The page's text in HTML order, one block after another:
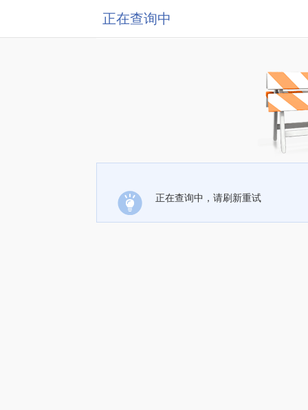
正在查询中
正在查询中，请刷新重试